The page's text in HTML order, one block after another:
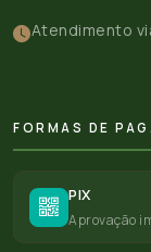
Atendimento
FORMAS DE
PIX
Aprovação